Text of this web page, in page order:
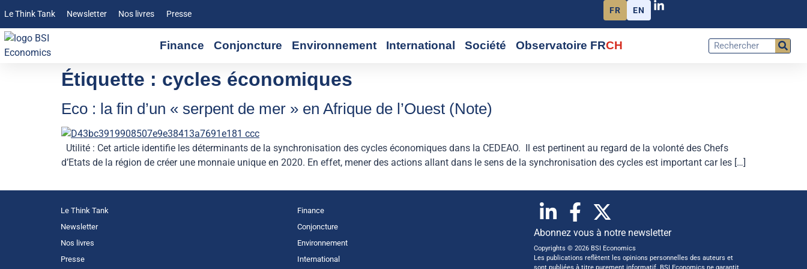
Le Think Tank Newsletter Nos livres Presse FR EN
Finance Conjoncture Environnement International Société Observatoire FRCH
Étiquette : cycles économiques
Eco : la fin d’un « serpent de mer » en Afrique de l’Ouest (Note)
Utilité : Cet article identifie les déterminants de la synchronisation des cycles économiques dans la CEDEAO. Il est pertinent au regard de la volonté des Chefs
d’Etats de la région de créer une monnaie unique en 2020. En effet, mener des actions allant dans le sens de la synchronisation des cycles est important car les […]
Le Think Tank
Newsletter
Nos livres
Presse
Finance
Conjoncture
Environnement
International
Abonnez vous à notre newsletter
Copyrights © 2026 BSI Economics
Les publications reflètent les opinions personnelles des auteurs et